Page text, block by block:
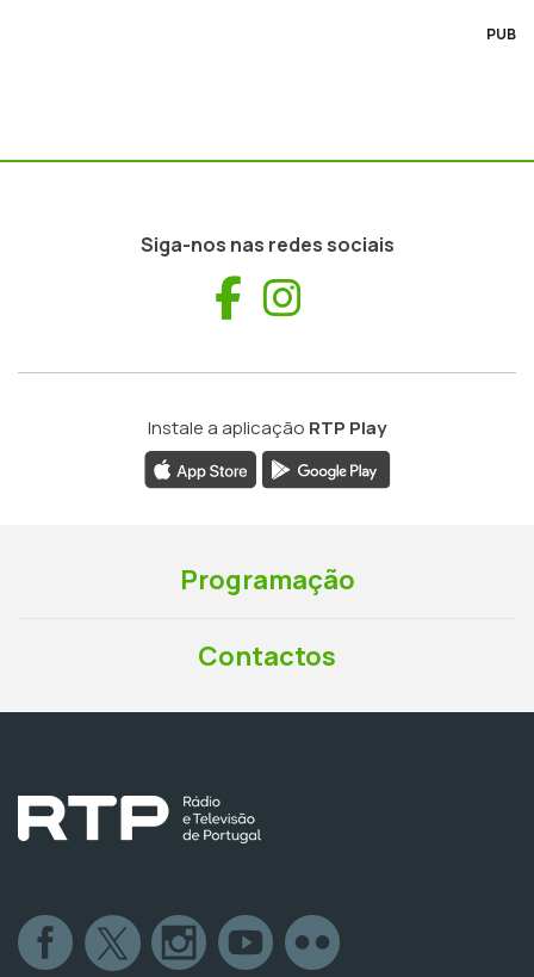
PUB
Siga-nos nas redes sociais
Facebook
Instale a aplicação RTP Play
Programação
Contactos